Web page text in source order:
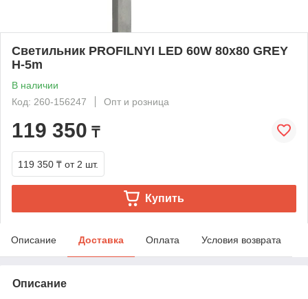
Светильник PROFILNYI LED 60W 80х80 GREY
H-5m
В наличии
Код: 260-156247
Опт и розница
119 350 ₸
119 350 ₸ от 2 шт.
Купить
Описание Доставка Оплата Условия возврата
Описание